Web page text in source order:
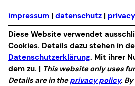
impressum | datenschutz |
Diese Website verwendet
Cookies. Details dazu stehen in
Datenschutzerklärung. Mit ihrer
dem zu. | This website only uses
Details are in theprivacy policy.